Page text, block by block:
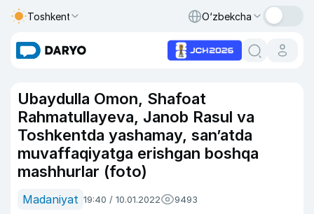
Toshkent O‘zbekcha
Ubaydulla Omon, Shafoat
Rahmatullayeva, Janob Rasul va
Toshkentda yashamay, san’atda
muvaffaqiyatga erishgan boshqa
mashhurlar (foto)
Madaniyat 19:40 / 10.01.2022 9493